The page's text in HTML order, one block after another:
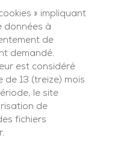
» impliquant
données à
de
demandé.
est considéré
de 13 (treize) mois
le site
de
fichiers